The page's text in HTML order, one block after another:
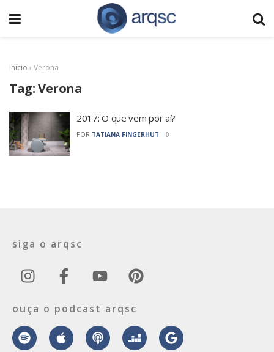
Início › Verona
Tag:Verona
2017: O que vem por aí?
POR TATIANA FINGERHUT 0
siga o arqsc
ouça o podcast arqsc